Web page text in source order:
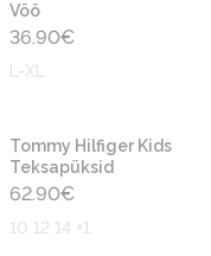
Vöö
36.90€
L-XL
Tommy Hilfiger Kids
Teksapüksid
62.90€
10 12 14 +1